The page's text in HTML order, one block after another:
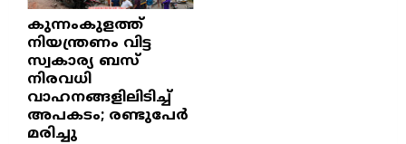
കുന്നംകുളത്ത്
നിയന്ത്രണം വിട്ട
സ്വകാര്യ ബസ്
നിരവധി
വാഹനങ്ങളിലിടിച്ച്
അപകടം; രണ്ടുപേർ
മരിച്ചു